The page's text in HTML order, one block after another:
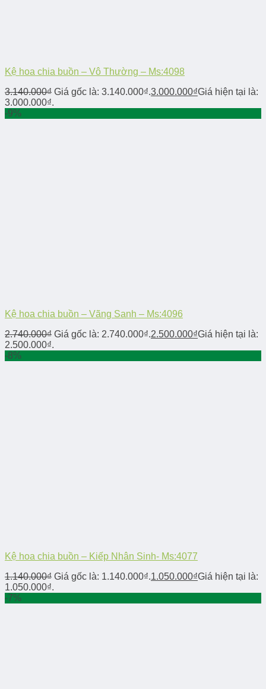
Kệ hoa chia buồn – Vô Thường – Ms:4098
3.140.000₫ Giá gốc là: 3.140.000₫.3.000.000₫Giá hiện tại là:
3.000.000₫.
-9%
Kệ hoa chia buồn – Vãng Sanh – Ms:4096
2.740.000₫ Giá gốc là: 2.740.000₫.2.500.000₫Giá hiện tại là:
2.500.000₫.
-8%
Kệ hoa chia buồn – Kiếp Nhân Sinh- Ms:4077
1.140.000₫ Giá gốc là: 1.140.000₫.1.050.000₫Giá hiện tại là:
1.050.000₫.
-7%